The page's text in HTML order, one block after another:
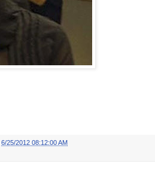
6/25/2012 08:12:00 AM